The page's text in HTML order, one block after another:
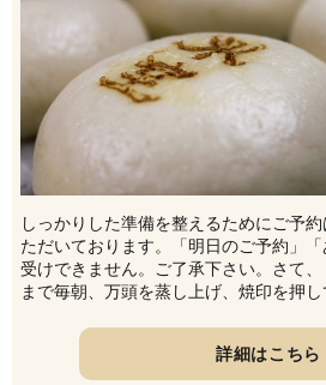
しっかりした準備を整えるためにご予
ただいております。「明日のご予約」
受けできません。ご了承下さい。さて、
まで毎朝、万頭を蒸し上げ、焼印を押
詳細はこちら